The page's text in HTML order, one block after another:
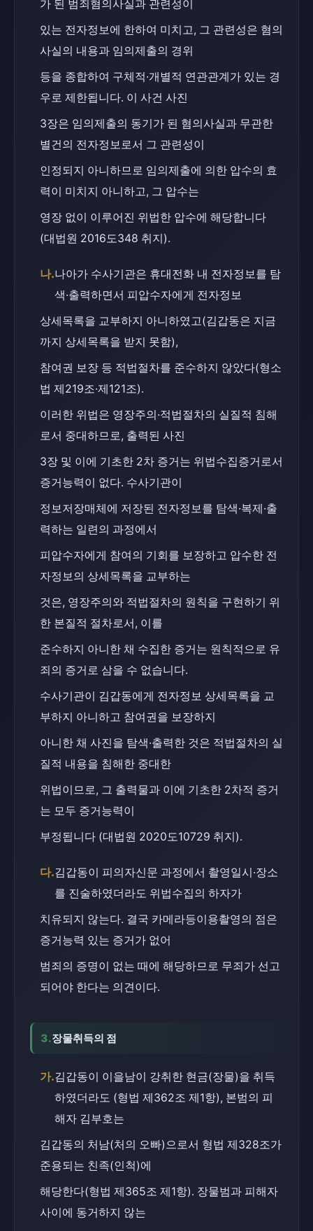
가 된 범죄혐의사실과 관련성이
있는 전자정보에 한하여 미치고, 그 관련성은 혐의
사실의 내용과 임의제출의 경위
등을 종합하여 구체적·개별적 연관관계가 있는 경
우로 제한됩니다. 이 사건 사진
3장은 임의제출의 동기가 된 혐의사실과 무관한
별건의 전자정보로서 그 관련성이
인정되지 아니하므로 임의제출에 의한 압수의 효
력이 미치지 아니하고, 그 압수는
영장 없이 이루어진 위법한 압수에 해당합니다
(대법원 2016도348 취지).
나.나아가 수사기관은 휴대전화 내 전자정보를 탐
색·출력하면서 피압수자에게 전자정보
상세목록을 교부하지 아니하였고(김갑동은 지금
까지 상세목록을 받지 못함),
참여권 보장 등 적법절차를 준수하지 않았다(형소
법 제219조·제121조).
이러한 위법은 영장주의·적법절차의 실질적 침해
로서 중대하므로, 출력된 사진
3장 및 이에 기초한 2차 증거는 위법수집증거로서
증거능력이 없다. 수사기관이
정보저장매체에 저장된 전자정보를 탐색·복제·출
력하는 일련의 과정에서
피압수자에게 참여의 기회를 보장하고 압수한 전
자정보의 상세목록을 교부하는
것은, 영장주의와 적법절차의 원칙을 구현하기 위
한 본질적 절차로서, 이를
준수하지 아니한 채 수집한 증거는 원칙적으로 유
죄의 증거로 삼을 수 없습니다.
수사기관이 김갑동에게 전자정보 상세목록을 교
부하지 아니하고 참여권을 보장하지
아니한 채 사진을 탐색·출력한 것은 적법절차의 실
질적 내용을 침해한 중대한
위법이므로, 그 출력물과 이에 기초한 2차적 증거
는 모두 증거능력이
부정됩니다 (대법원 2020도10729 취지).
다.김갑동이 피의자신문 과정에서 촬영일시·장소
를 진술하였더라도 위법수집의 하자가
치유되지 않는다. 결국 카메라등이용촬영의 점은
증거능력 있는 증거가 없어
범죄의 증명이 없는 때에 해당하므로 무죄가 선고
되어야 한다는 의견이다.
3.장물취득의 점
가.김갑동이 이을남이 강취한 현금(장물)을 취득
하였더라도 (형법 제362조 제1항), 본범의 피
해자 김부호는
김갑동의 처남(처의 오빠)으로서 형법 제328조가
준용되는 친족(인척)에
해당한다(형법 제365조 제1항). 장물범과 피해자
사이에 동거하지 않는